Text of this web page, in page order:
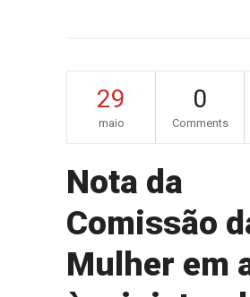
29
maio
0
Comments
Nota da
Comissão
Mulher em